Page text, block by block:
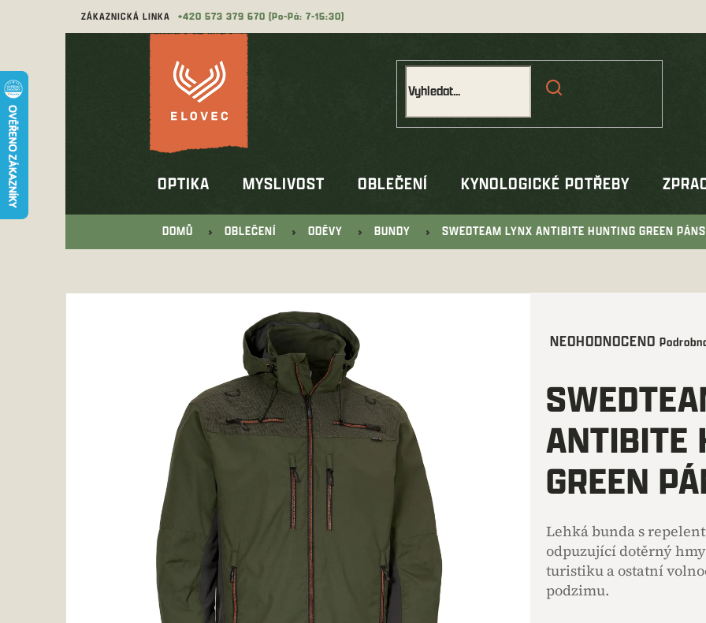
ZÁKAZNICKÁ LINKA 573 379 670
OPTIKA MYSLIVOST OBLEČENÍ KYNOLOGICKÉ POTŘEBY
DOMŮ OBLEČENÍ ODĚVY BUNDY SWEDTEAM LYNX ANTIBITE HUNTING GREEN
Průměrné
je
0,0
z
5
NEOHODNOCENO
ANTIBITE
GREEN
Lehká bunda s
odpuzující dotěrný
turistiku a ostatní
podzimu.